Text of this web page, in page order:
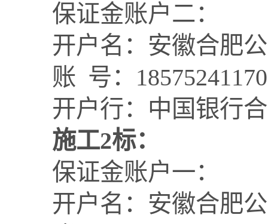
保证金账户二：
开户名：安徽合肥
账 号：
开户行：中国银行
施工2标：
保证金账户一：
开户名：安徽合肥